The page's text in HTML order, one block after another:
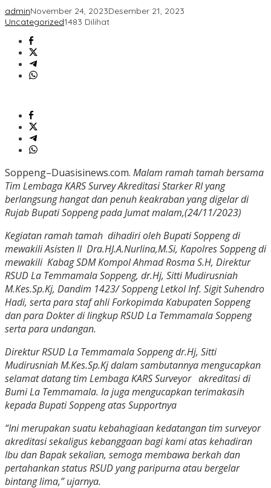
adminNovember 24, 2023Desember 21, 2023
Uncategorized1483 Dilihat
Soppeng–Duasisinews.com. Malam ramah tamah bersama
Tim Lembaga KARS Survey Akreditasi Starker RI yang
berlangsung hangat dan penuh keakraban yang digelar di
Rujab Bupati Soppeng pada Jumat malam,(24/11/2023)
Kegiatan ramah tamah dihadiri oleh Bupati Soppeng di
mewakili Asisten II Dra.HJ.A.Nurlina,M.Si, Kapolres Soppeng di
mewakili Kabag SDM Kompol Ahmad Rosma S.H, Direktur
RSUD La Temmamala Soppeng, dr.Hj, Sitti Mudirusniah
M.Kes.Sp.Kj, Dandim 1423/ Soppeng Letkol Inf. Sigit Suhendro
Hadi, serta para staf ahli Forkopimda Kabupaten Soppeng
dan para Dokter di lingkup RSUD La Temmamala Soppeng
serta para undangan.
Direktur RSUD La Temmamala Soppeng dr.Hj, Sitti
Mudirusniah M.Kes.Sp.Kj dalam sambutannya mengucapkan
selamat datang tim Lembaga KARS Surveyor akreditasi di
Bumi La Temmamala. Ia juga mengucapkan terimakasih
kepada Bupati Soppeng atas Supportnya
“Ini merupakan suatu kebahagiaan kedatangan tim surveyor
akreditasi sekaligus kebanggaan bagi kami atas kehadiran
Ibu dan Bapak sekalian, semoga membawa berkah dan
pertahankan status RSUD yang paripurna atau bergelar
bintang lima,” ujarnya.